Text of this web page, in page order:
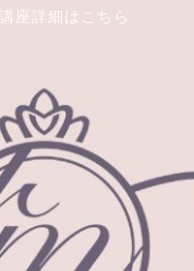
講座詳細はこちら